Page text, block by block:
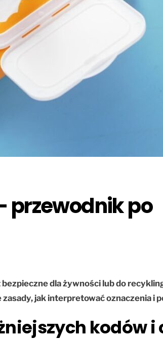
przewodnik po
dla żywności lub do
jak interpretować oznaczenia i
kodów i